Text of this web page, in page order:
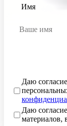
Имя
Даю
Даю
материалов,